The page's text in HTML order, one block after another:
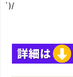
`)/